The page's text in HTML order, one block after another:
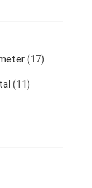
(17)
(11)